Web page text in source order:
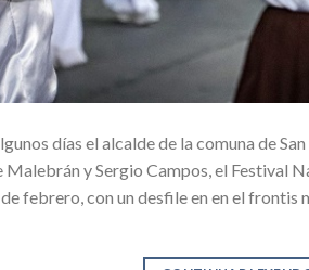
días el alcalde de la comuna de
Malebrán y Sergio Campos, el Festival
febrero, con un desfile en en el